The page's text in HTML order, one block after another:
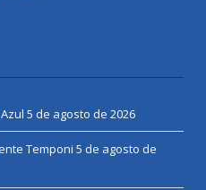
5 de agosto de 2026
Temponi 5 de agosto de